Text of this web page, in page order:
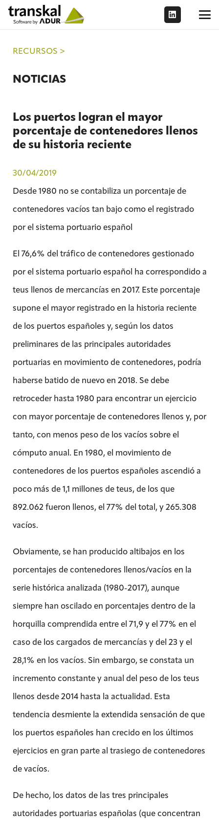
RECURSOS >
NOTICIAS
Los puertos logran el mayor
porcentaje de contenedores llenos
de su historia reciente
30/04/2019
Desde 1980 no se contabiliza un porcentaje de
contenedores vacíos tan bajo como el registrado
por el sistema portuario español
El 76,6% del tráfico de contenedores gestionado
por el sistema portuario español ha correspondido a
teus llenos de mercancías en 2017. Este porcentaje
supone el mayor registrado en la historia reciente
de los puertos españoles y, según los datos
preliminares de las principales autoridades
portuarias en movimiento de contenedores, podría
haberse batido de nuevo en 2018. Se debe
retroceder hasta 1980 para encontrar un ejercicio
con mayor porcentaje de contenedores llenos y, por
tanto, con menos peso de los vacíos sobre el
cómputo anual. En 1980, el movimiento de
contenedores de los puertos españoles ascendió a
poco más de 1,1 millones de teus, de los que
892.062 fueron llenos, el 77% del total, y 265.308
vacíos.
Obviamente, se han producido altibajos en los
porcentajes de contenedores llenos/vacíos en la
serie histórica analizada (1980-2017), aunque
siempre han oscilado en porcentajes dentro de la
horquilla comprendida entre el 71,9 y el 77% en el
caso de los cargados de mercancías y del 23 y el
28,1% en los vacíos. Sin embargo, se constata un
incremento constante y anual del peso de los teus
llenos desde 2014 hasta la actualidad. Esta
tendencia desmiente la extendida sensación de que
los puertos españoles han crecido en los últimos
ejercicios en gran parte al trasiego de contenedores
de vacíos.
De hecho, los datos de las tres principales
autoridades portuarias españolas (que concentran